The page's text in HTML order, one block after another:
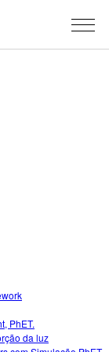
PhET.
da luz